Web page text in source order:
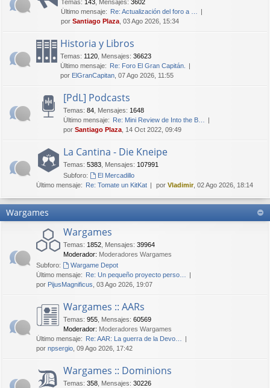
Temas: 143 Mensajes: 3602
Último mensaje: Re: Actualización del foro a …
por Santiago Plaza , 03 Ago 2026, 15:34
Historia y Libros
Temas: 1120 Mensajes: 36623
Último mensaje: Re: Foro El Gran Capitán.
por ElGranCapitan , 07 Ago 2026, 11:55
[PdL] Podcasts
Temas: 84 Mensajes: 1648
Último mensaje: Re: Mini Review de Into the B…
por Santiago Plaza , 14 Oct 2022, 09:49
La Cantina - Die Kneipe
Temas: 5383 Mensajes: 107991
Subforo:
El Mercadillo
Último mensaje: Re: Tomate un KitKat por Vladimir, 02 Ago 2026, 18:14
Wargames
Wargames
Temas: 1852 Mensajes: 39964
Moderador: Moderadores Wargames
Subforo:
Wargame Depot
Último mensaje: Re: Un pequeño proyecto perso…
por PijusMagnificus , 03 Ago 2026, 19:07
Wargames :: AARs
Temas: 955 Mensajes: 60569
Moderador: Moderadores Wargames
Último mensaje: Re: AAR: La guerra de la Devo…
por npsergio , 09 Ago 2026, 17:42
Wargames :: Dominions
Temas: 358 Mensajes: 30226